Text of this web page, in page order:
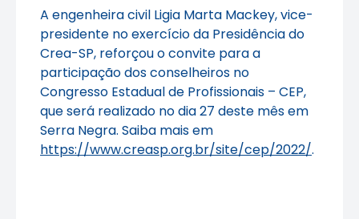
A engenheira civil Ligia Marta Mackey, vice-
presidente no exercício da Presidência do
Crea-SP, reforçou o convite para a
participação dos conselheiros no
Congresso Estadual de Profissionais – CEP,
que será realizado no dia 27 deste mês em
Serra Negra. Saiba mais em
https://www.creasp.org.br/site/cep/2022/.